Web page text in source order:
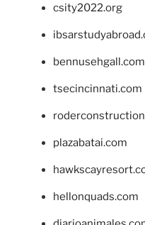
csity2022.org
bennusehgall.com
tsecincinnati.com
plazabatai.com
hellonquads.com